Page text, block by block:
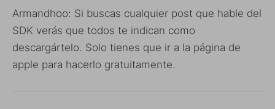
Armandhoo: Si buscas cualquier post que hable del
SDK verás que todos te indican como
descargártelo. Solo tienes que ir a la página de
apple para hacerlo gratuitamente.